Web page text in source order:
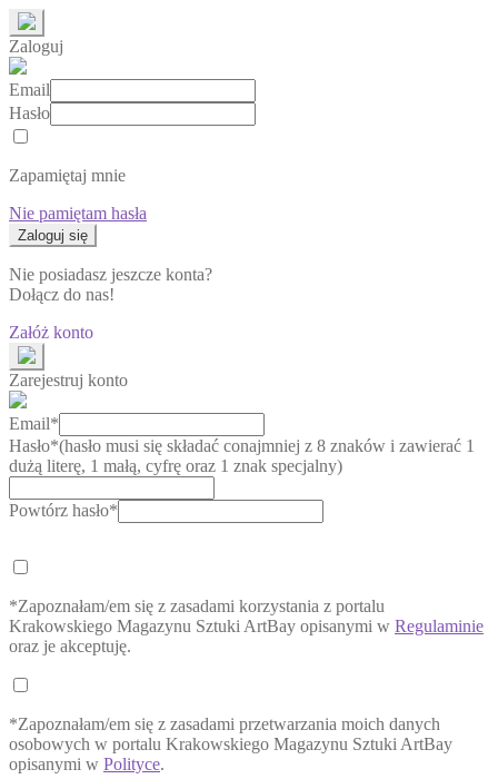
Zaloguj
Email
Hasło
Zapamiętaj mnie
Nie pamiętam hasła
Nie posiadasz jeszcze konta?
Dołącz do nas!
Załóż konto
Zarejestruj konto
Email*
Hasło*(hasło musi się składać conajmniej z 8 znaków i zawierać 1
dużą literę, 1 małą, cyfrę oraz 1 znak specjalny)
Powtórz hasło*
*Zapoznałam/em się z zasadami korzystania z portalu
Krakowskiego Magazynu Sztuki ArtBay opisanymi w Regulaminie
oraz je akceptuję.
*Zapoznałam/em się z zasadami przetwarzania moich danych
osobowych w portalu Krakowskiego Magazynu Sztuki ArtBay
opisanymi w Polityce.